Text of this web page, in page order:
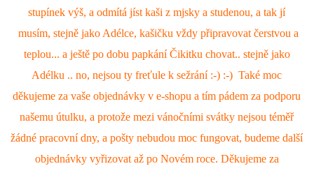
stupínek výš, a odmítá jíst kaši z mjsky a studenou, a tak jí
musím, stejně jako Adélce, kašičku vždy připravovat čerstvou a
teplou... a ještě po dobu papkání Čikitku chovat.. stejně jako
Adélku .. no, nejsou ty freťule k sežrání :-) :-) Také moc
děkujeme za vaše objednávky v e-shopu a tím pádem za podporu
našemu útulku, a protože mezi vánočními svátky nejsou téměř
žádné pracovní dny, a pošty nebudou moc fungovat, budeme další
objednávky vyřizovat až po Novém roce. Děkujeme za